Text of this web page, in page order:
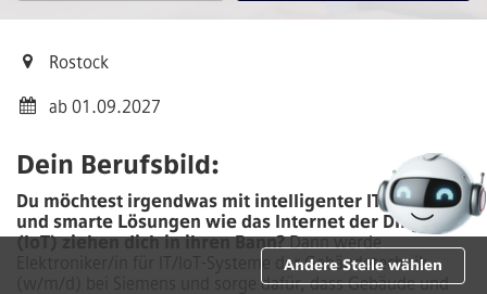
Rostock
ab 01.09.2027
Dein Berufsbild:
Du möchtest irgendwas mit intelligenter IT machen
und smarte Lösungen wie das Internet der Dinge
(IoT) ziehen dich in ihren Bann?Dann werde
Elektroniker/in für IT/IoT-Systeme der Gebäudetechnik
bei Siemens und sorge dafür, dass Gebäude und
Andere Stelle wählen